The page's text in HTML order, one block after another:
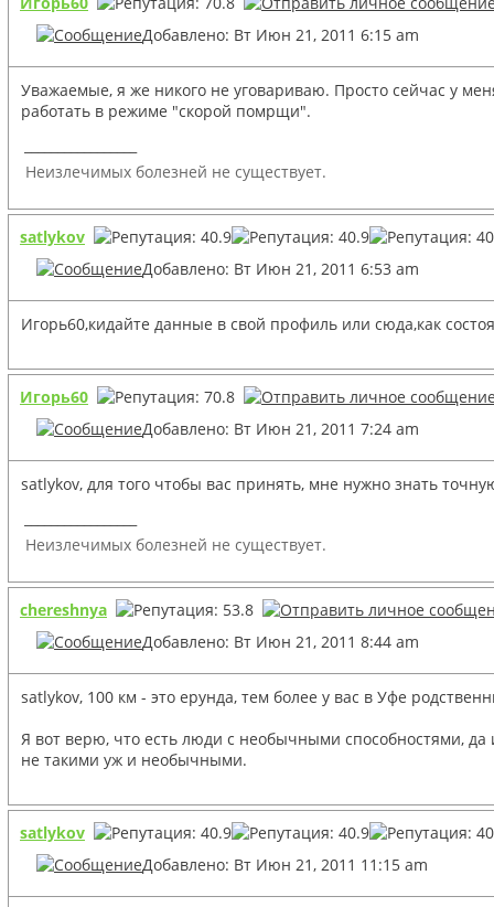
Добавлено: Вт Июн 21, 2011 6:15 am
Уважаемые, я же никого не уговариваю. Просто сейчас у
работать в режиме "скорой помрщи".
Неизлечимых болезней не существует.
satlykov
Добавлено: Вт Июн 21, 2011 6:53 am
Игорь60,кидайте данные в свой профиль или сюда,как
Игорь60
Добавлено: Вт Июн 21, 2011 7:24 am
satlykov, для того чтобы вас принять, мне нужно знать
Неизлечимых болезней не существует.
chereshnya
Добавлено: Вт Июн 21, 2011 8:44 am
satlykov, 100 км - это ерунда, тем более у вас в Уфе
Я вот верю, что есть люди с необычными способностями,
не такими уж и необычными.
satlykov
Добавлено: Вт Июн 21, 2011 11:15 am